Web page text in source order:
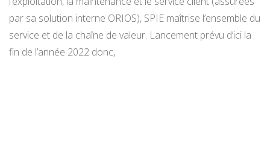
par sa solution interne ORIOS), SPIE maîtrise l’ensemble du
service et de la chaîne de valeur. Lancement prévu d’ici la
fin de l’année 2022 donc,